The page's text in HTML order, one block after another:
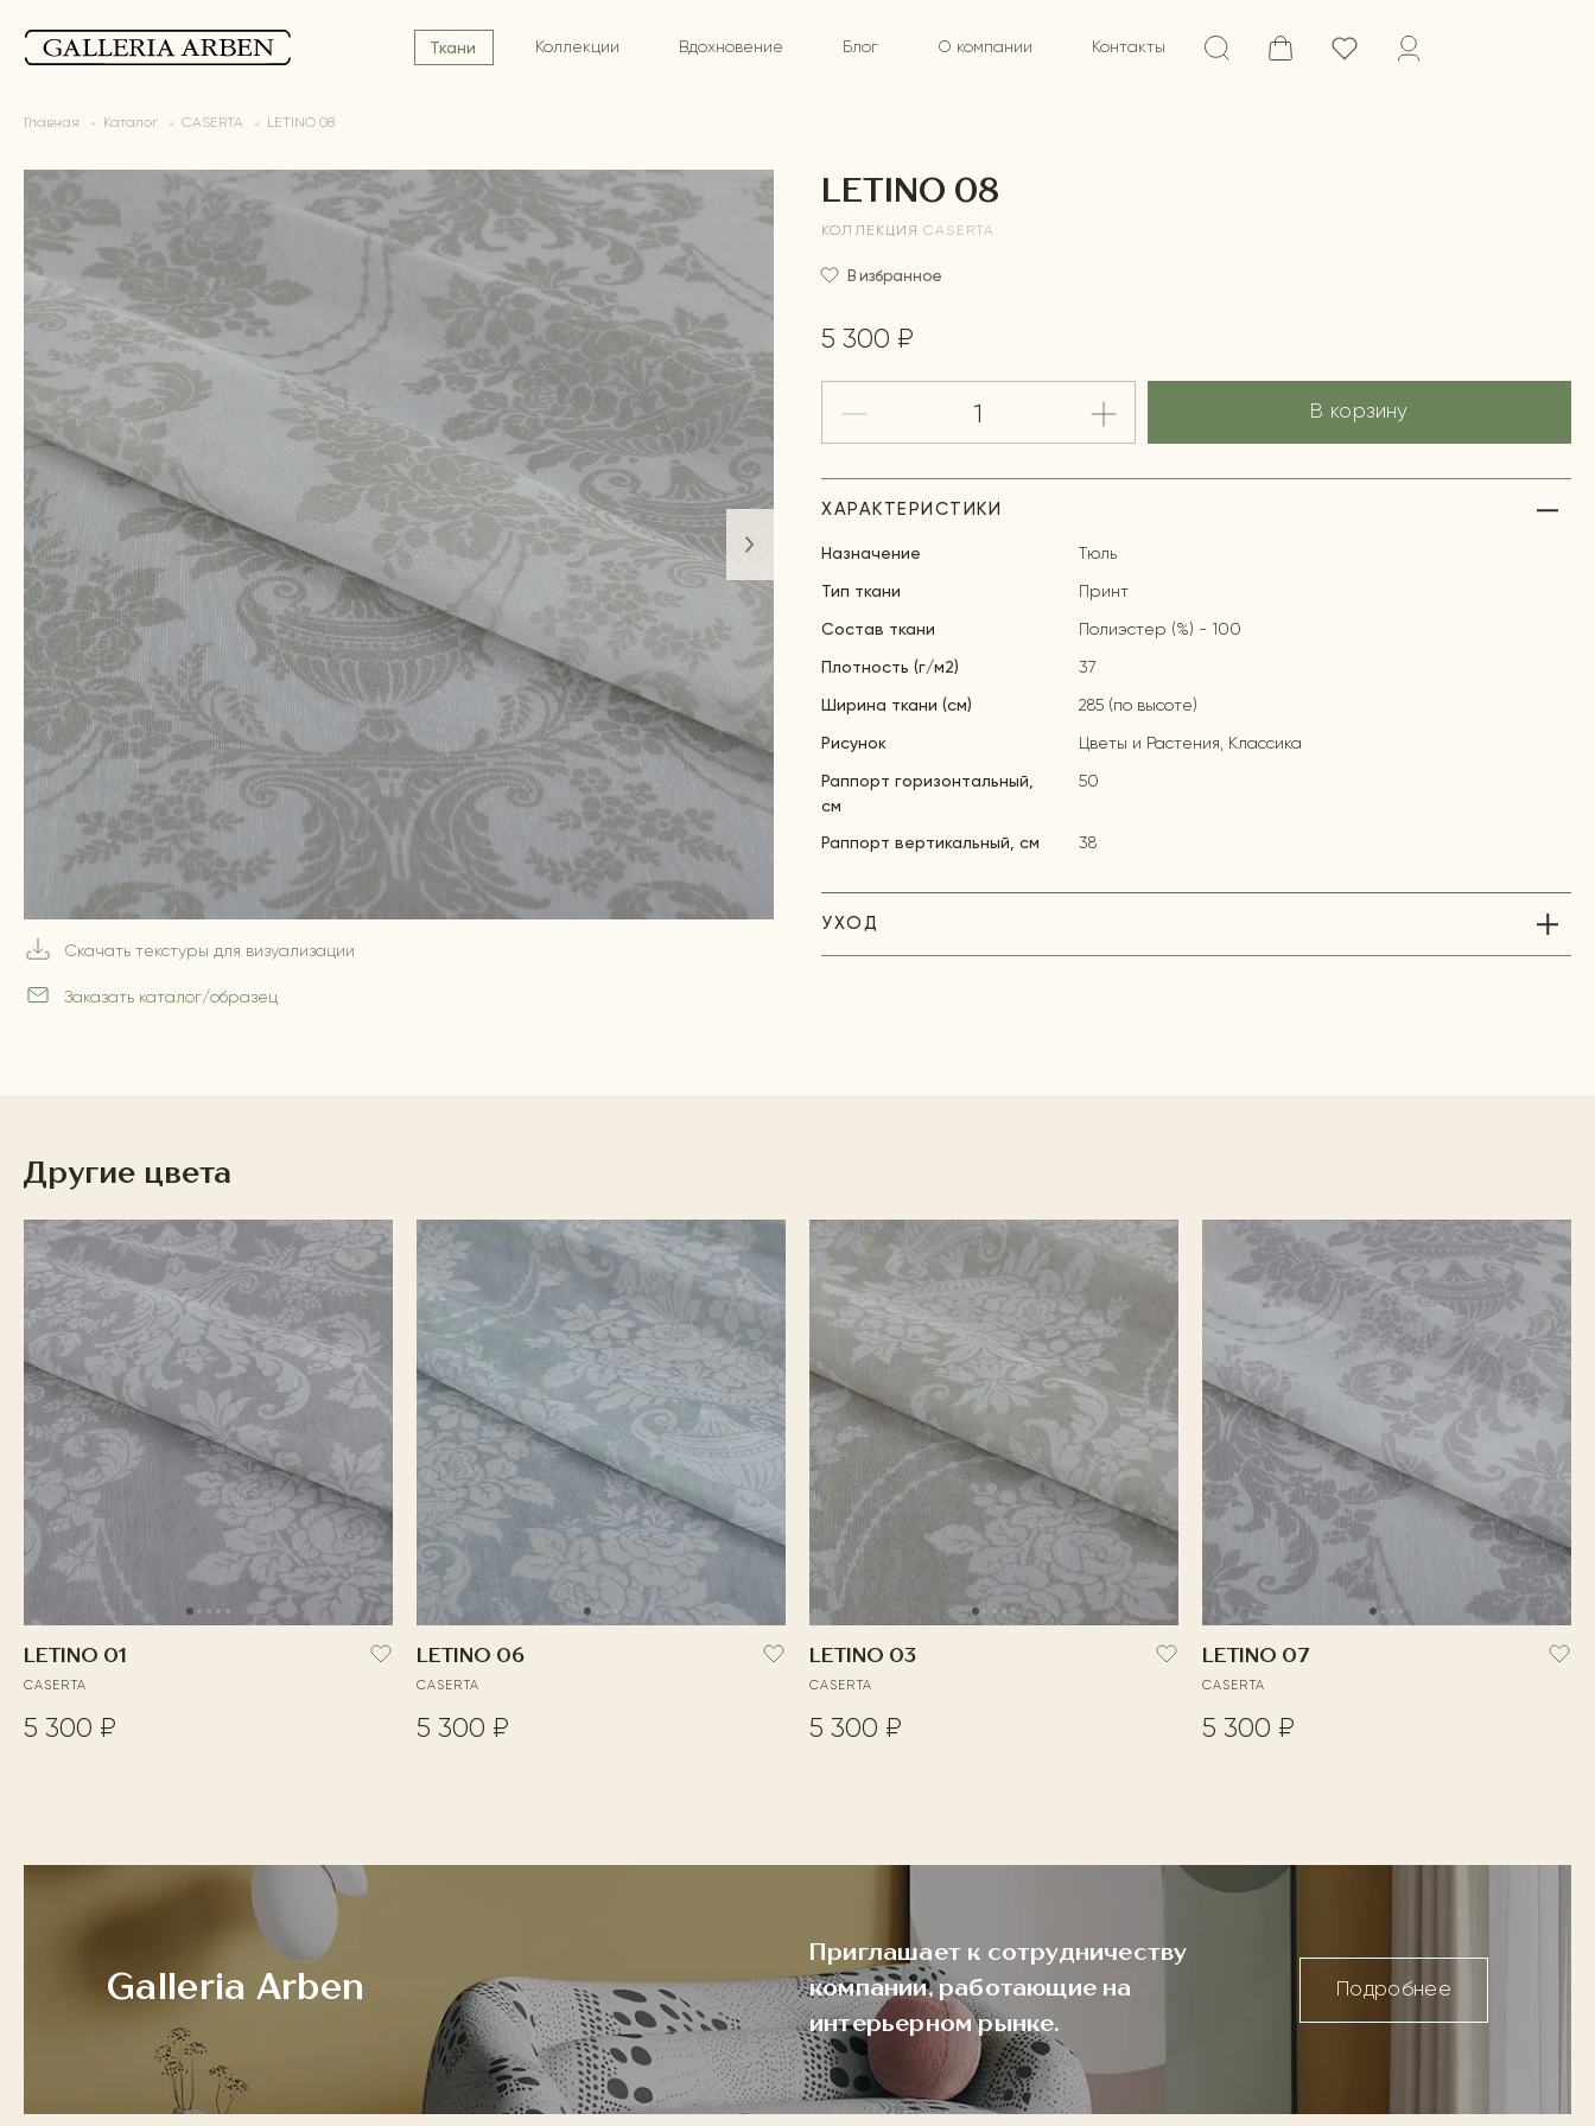
Ткани Коллекции Вдохновение Блог О компании Контакты
Главная Каталог CASERTA LETINO 08
Скачать текстуры для визуализации
Заказать каталог/образец
LETINO 08
КОЛЛЕКЦИЯ CASERTA
В избранное
5 300 ₽
В корзину
ХАРАКТЕРИСТИКИ
Назначение Тюль
Тип ткани Принт
Состав ткани Полиэстер (%) - 100
Плотность (г/м2) 37
Ширина ткани (см) 285 (по высоте)
Рисунок Цветы и Растения, Классика
Раппорт горизонтальный,
см
50
Раппорт вертикальный, см 38
УХОД
Другие цвета
LETINO 01
CASERTA
5 300 ₽
LETINO 06
CASERTA
5 300 ₽
LETINO 03
CASERTA
5 300 ₽
LETINO 07
CASERTA
5 300 ₽
Galleria Arben
Приглашает к сотрудничеству
компании, работающие на
интерьерном рынке.
Подробнее